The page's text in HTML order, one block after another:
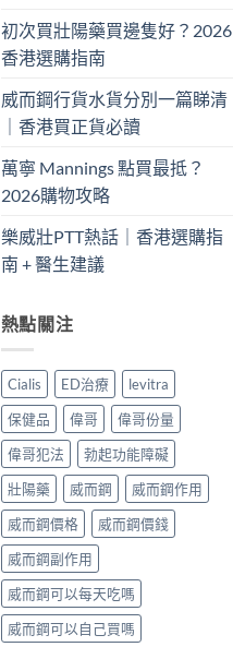
初次買壯陽藥買邊隻好？2026
香港選購指南
威而鋼行貨水貨分別一篇睇清
｜香港買正貨必讀
萬寧 Mannings 點買最抵？
2026購物攻略
樂威壯PTT熱話｜香港選購指
南 + 醫生建議
熱點關注
Cialis ED治療
levitra
保健品
偉哥
偉哥份量
偉哥犯法
勃起功能障礙
壯陽藥
威而鋼
威而鋼作用
威而鋼價格
威而鋼價錢
威而鋼副作用
威而鋼可以每天吃嗎
威而鋼可以自己買嗎